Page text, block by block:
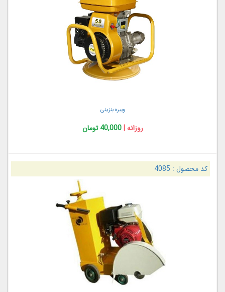
ویبره بنزینی
روزانه |40,000 تومان
کد محصول : 4085